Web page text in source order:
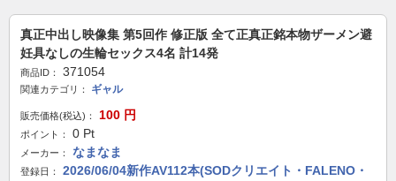
真正中出し映像集 第5回作 修正版 全て正真正銘本物ザーメン避
妊具なしの生輪セックス4名 計14発
商品ID： 371054
関連カテゴリ： ギャル
販売価格(税込)： 100 円
ポイント： 0 Pt
メーカー： なまなま
登録日：
2026/06/04新作AV112本(SODクリエイト・FALENO・